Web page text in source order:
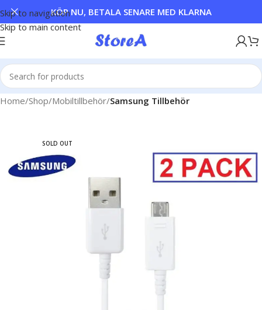
Skip to navigation
Skip to main content
KÖP NU, BETALA SENARE MED KLARNA
Home Shop Mobiltillbehör Samsung Tillbehör
SOLD OUT